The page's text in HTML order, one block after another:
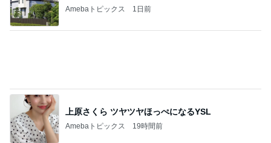
Amebaトピックス 19時間前